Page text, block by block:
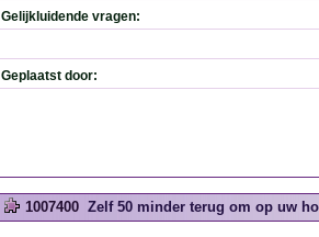
Gelijkluidende vragen:
Geplaatst door:
1007400 Zelf 50 minder terug om op uw